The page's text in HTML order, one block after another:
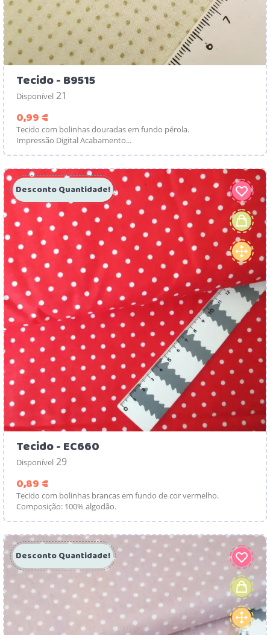
Tecido - B9515
Disponível 21
0,99 €
Tecido com bolinhas douradas em fundo pérola.
Impressão Digital Acabamento...
Desconto Quantidade!
Tecido - EC660
Disponível 29
0,89 €
Tecido com bolinhas brancas em fundo de cor vermelho.
Composição: 100% algodão.
Desconto Quantidade!